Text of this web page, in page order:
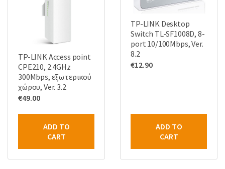
TP-LINK Access point
CPE210, 2.4GHz
300Mbps, εξωτερικού
χώρου, Ver. 3.2
€49.00
ADD TO
CART
TP-LINK Desktop
Switch TL-SF1008D, 8-
port 10/100Mbps, Ver.
8.2
€12.90
ADD TO
CART